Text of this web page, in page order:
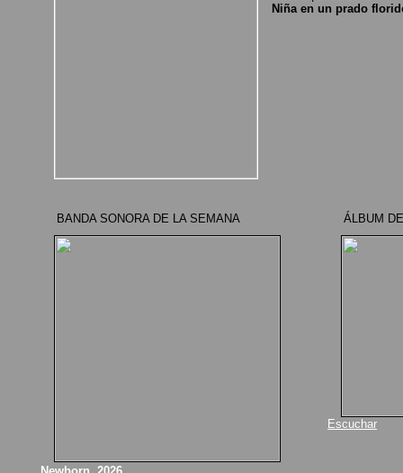
Niña en un prado
BANDA SONORA DE LA SEMANA ÁLBUM
Escuchar